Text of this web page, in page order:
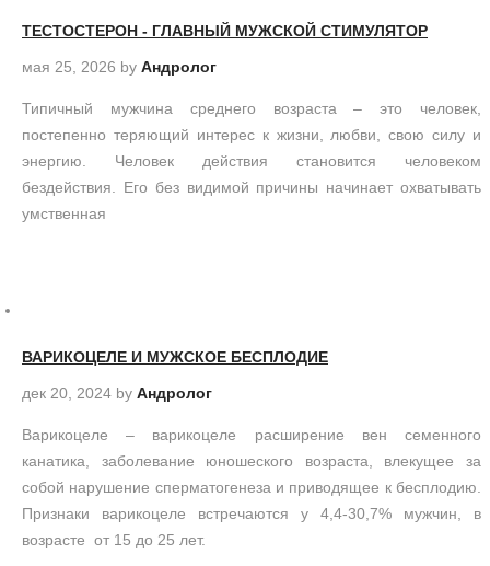
ТЕСТОСТЕРОН - ГЛАВНЫЙ МУЖСКОЙ СТИМУЛЯТОР
мая 25, 2026 by Андролог
Типичный мужчина среднего возраста – это человек,
постепенно теряющий интерес к жизни, любви, свою силу и
энергию. Человек действия становится человеком
бездействия. Его без видимой причины начинает охватывать
умственная
ВАРИКОЦЕЛЕ И МУЖСКОЕ БЕСПЛОДИЕ
дек 20, 2024 by Андролог
Варикоцеле – варикоцеле расширение вен семенного
канатика, заболевание юношеского возраста, влекущее за
собой нарушение сперматогенеза и приводящее к бесплодию.
Признаки варикоцеле встречаются у 4,4-30,7% мужчин, в
возрасте от 15 до 25 лет.